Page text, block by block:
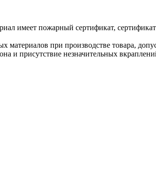
имеет пожарный сертификат, сертификат
при производстве товара,
и присутствие незначительных